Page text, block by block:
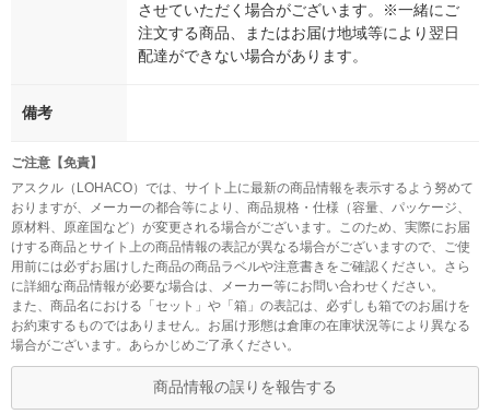
させていただく場合がございます。※一緒にご
注文する商品、またはお届け地域等により翌日
配達ができない場合があります。
備考
ご注意【免責】
アスクル（LOHACO）では、サイト上に最新の商品情報を表示するよう努めて
おりますが、メーカーの都合等により、商品規格・仕様（容量、パッケージ、
原材料、原産国など）が変更される場合がございます。このため、実際にお届
けする商品とサイト上の商品情報の表記が異なる場合がございますので、ご使
用前には必ずお届けした商品の商品ラベルや注意書きをご確認ください。さら
に詳細な商品情報が必要な場合は、メーカー等にお問い合わせください。
また、商品名における「セット」や「箱」の表記は、必ずしも箱でのお届けを
お約束するものではありません。お届け形態は倉庫の在庫状況等により異なる
場合がございます。あらかじめご了承ください。
商品情報の誤りを報告する